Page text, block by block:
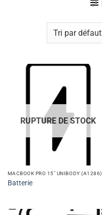
RUPTURE DE STOCK
MACBOOK PRO 15" UNIBODY (A1286)
Batterie